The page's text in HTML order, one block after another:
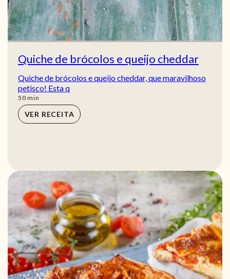
Quiche de brócolos e queijo cheddar
Quiche de brócolos e queijo cheddar, que maravilhoso
petisco! Esta q
50min
min
VER RECEITA